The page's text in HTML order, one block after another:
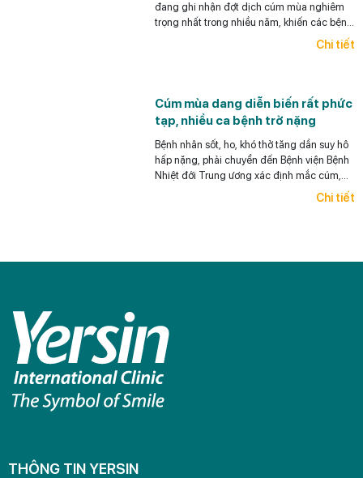
đang ghi nhận đợt dịch cúm mùa nghiêm
trọng nhất trong nhiều năm, khiến các bệnh
Chi tiết
Cúm mùa dang diễn biến rất phức
tạp, nhiều ca bệnh trở nặng
Bệnh nhân sốt, ho, khó thở tăng dần suy hô
hấp nặng, phải chuyển đến Bệnh viện Bệnh
Nhiệt đới Trung ương xác định mắc cúm,
Chi tiết
THÔNG TIN YERSIN